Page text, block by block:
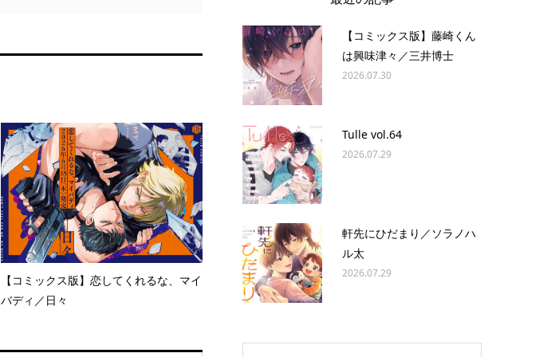
【コミックス版】恋してくれるな、マイ
バディ／日々
【コミックス版】藤崎くん
は興味津々／三井博士
2026.07.30
Tulle vol.64
2026.07.29
軒先にひだまり／ソラノハ
ル太
2026.07.29